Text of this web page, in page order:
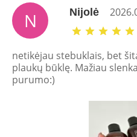
N Nijolė
netikėjau stebuklais, bet
plaukų būklę. Mažiau
purumo:)